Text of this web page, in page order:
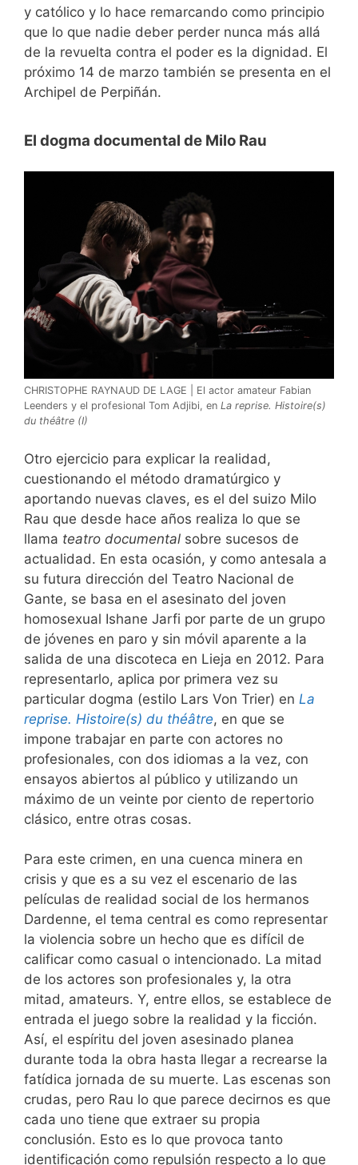
y católico y lo hace remarcando como principio
que lo que nadie deber perder nunca más allá
de la revuelta contra el poder es la dignidad. El
próximo 14 de marzo también se presenta en el
Archipel de Perpiñán.
El dogma documental de Milo Rau
CHRISTOPHE RAYNAUD DE LAGE | El actor amateur Fabian
Leenders y el profesional Tom Adjibi, en La reprise. Histoire(s)
du théâtre (I)
Otro ejercicio para explicar la realidad,
cuestionando el método dramatúrgico y
aportando nuevas claves, es el del suizo Milo
Rau que desde hace años realiza lo que se
llama teatro documental sobre sucesos de
actualidad. En esta ocasión, y como antesala a
su futura dirección del Teatro Nacional de
Gante, se basa en el asesinato del joven
homosexual Ishane Jarfi por parte de un grupo
de jóvenes en paro y sin móvil aparente a la
salida de una discoteca en Lieja en 2012. Para
representarlo, aplica por primera vez su
particular dogma (estilo Lars Von Trier) en La
reprise. Histoire(s) du théâtre, en que se
impone trabajar en parte con actores no
profesionales, con dos idiomas a la vez, con
ensayos abiertos al público y utilizando un
máximo de un veinte por ciento de repertorio
clásico, entre otras cosas.
Para este crimen, en una cuenca minera en
crisis y que es a su vez el escenario de las
películas de realidad social de los hermanos
Dardenne, el tema central es como representar
la violencia sobre un hecho que es difícil de
calificar como casual o intencionado. La mitad
de los actores son profesionales y, la otra
mitad, amateurs. Y, entre ellos, se establece de
entrada el juego sobre la realidad y la ficción.
Así, el espíritu del joven asesinado planea
durante toda la obra hasta llegar a recrearse la
fatídica jornada de su muerte. Las escenas son
crudas, pero Rau lo que parece decirnos es que
cada uno tiene que extraer su propia
conclusión. Esto es lo que provoca tanto
identificación como repulsión respecto a lo que